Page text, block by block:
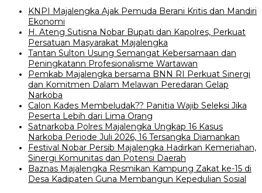
KNPI Majalengka Ajak Pemuda Berani Kritis dan Mandiri
Ekonomi
H. Ateng Sutisna Nobar Bupati dan Kapolres, Perkuat
Persatuan Masyarakat Majalengka
‎Tantan Sulton Usung Semangat Kebersamaan dan
Peningkatann Profesionalisme Wartawan
Pemkab Majalengka bersama BNN RI Perkuat Sinergi
dan Komitmen Dalam Melawan Peredaran Gelap
Narkoba
‎Calon Kades Membeludak?? Panitia Wajib Seleksi Jika
Peserta Lebih dari Lima Orang
Satnarkoba Polres Majalengka Ungkap 16 Kasus
Narkoba Periode Juli 2026, 16 Tersangka Diamankan
Festival Nobar Persib Majalengka Hadirkan Kemeriahan,
Sinergi Komunitas dan Potensi Daerah
Baznas Majalengka Resmikan Kampung Zakat ke-15 di
Desa Kadipaten Guna Membangun Kepedulian Sosial